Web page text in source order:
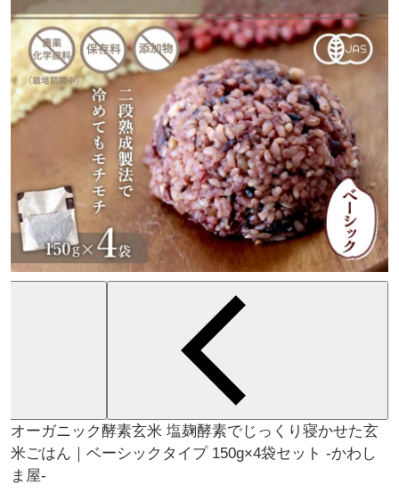
オーガニック酵素玄米 塩麹酵素でじっくり寝かせた玄
米ごはん｜ベーシックタイプ 150g×4袋セット -かわし
ま屋-